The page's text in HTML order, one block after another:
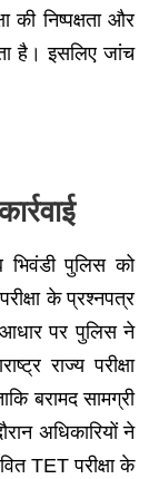
की निष्पक्षता और
है। इसलिए जांच
पुलिस को
के प्रश्नपत्र
पर पुलिस ने
राज्य परीक्षा
बरामद सामग्री
अधिकारियों ने
TET परीक्षा के